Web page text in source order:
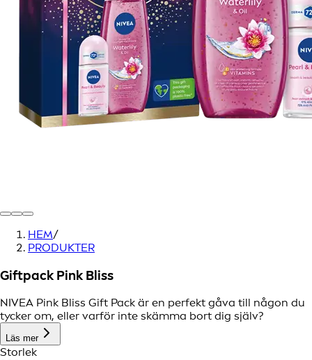
HEM/
PRODUKTER
Giftpack Pink Bliss
NIVEA Pink Bliss Gift Pack är en perfekt gåva till någon du
tycker om, eller varför inte skämma bort dig själv?
Läs mer
Storlek